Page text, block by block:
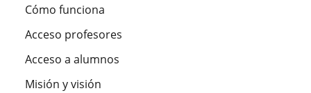
Cómo funciona
Acceso profesores
Acceso a alumnos
Misión y visión